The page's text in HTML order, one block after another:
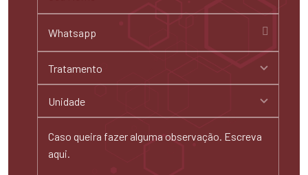
Tratamento
Unidade